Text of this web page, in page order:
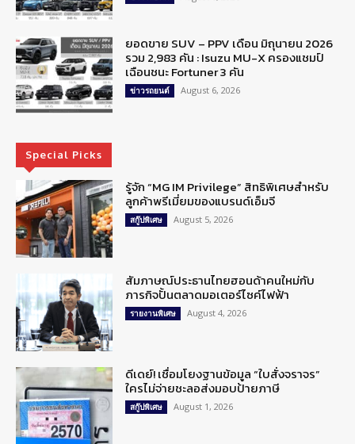
ยอดขาย SUV – PPV เดือน มิถุนายน 2026
รวม 2,983 คัน : Isuzu MU-X ครองแชมป์
เฉือนชนะ Fortuner 3 คัน
ข่าวรถยนต์ August 6, 2026
Special Picks
รู้จัก “MG IM Privilege” สิทธิพิเศษสำหรับ
ลูกค้าพรีเมี่ยมของแบรนด์เอ็มจี
สกู๊ปพิเศษ August 5, 2026
สัมภาษณ์ประธานไทยฮอนด้าคนใหม่กับ
ภารกิจปั้นตลาดมอเตอร์ไซค์ไฟฟ้า
รายงานพิเศษ August 4, 2026
ดีเดย์! เชื่อมโยงฐานข้อมูล “ใบสั่งจราจร”
ใครไม่จ่ายชะลอส่งมอบป้ายภาษี
สกู๊ปพิเศษ August 1, 2026